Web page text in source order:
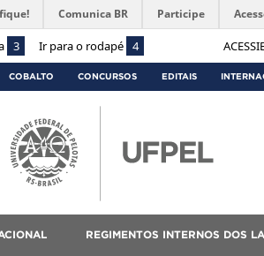
3 Ir para o rodapé 4
Comunica BR Participe
COBALTO CONCURSOS EDITAIS
REGIMENTOS INTERNOS DOS